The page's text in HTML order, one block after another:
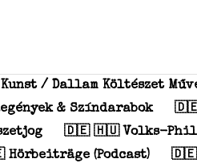
/ Dallam Költészet
& Színdarabok
🇩🇪
🇩🇪 🇭🇺 Volks-
(Podcast)
🇩🇪